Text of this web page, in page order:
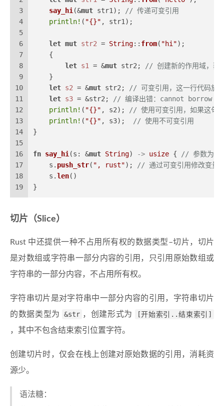
3
4
5
6
7
8
9
10
11
12
13
14
15
16
17
18
19
say_hi(&mut str1); // 传递可变引用
println! ( "{}" , str1);
let mut str2 = String:: from( "hi");
    {
let s1 = &mut str2; // 创建新的作用域，获
    }
let s2 = &mut str2; // 可变引用，这一行代码放
let s3 = &str2; // 编译出错：cannot borrow
println! ( "{}" , s2); // 使用可变引用，如果这句
println! ( "{}" , s3); // 使用不可变引用
}
fn say_hi(s: &mut String) -> usize { // 参数为可
    s.
push_str( ", rust"); // 通过可变引用修改变量
    s.
len()
}
切片（Slice）
Rust 中还提供一种不占用所有权的数据类型–切片，切片
是对数组或字符串一部分内容的引用，只引用原始数组或
字符串的一部分内容，不占用所有权。
字符串切片是对字符串中一部分内容的引用，字符串切片
的数据类型为
&str ，创建形式为
[开始索引..结束索引]
，其中不包含结束索引位置字符。
创建切片时，仅会在栈上创建对原始数据的引用，消耗资
源少。
语法糖：